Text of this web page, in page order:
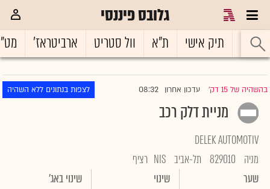
גלובס פיננסי
ראשי תיק אישי ת"א וול סטריט ארביטראז'
בהשהיה של 15 דק' |עדכון אחרון 08:32 לצפות בנתונים ללא השהיה
מניית דלק רכב
DELEK AUTOMOTIV
מניה
829010 תל-אביב NIS רציף
שער
שינוי שינוי באג'